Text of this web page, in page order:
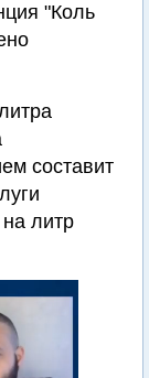
"Коль
составит
литр